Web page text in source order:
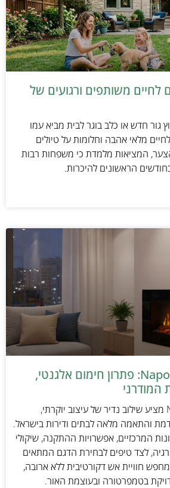
לחיים משותפים ורגועים של
גור חדש או כלב בוגר לבית מביא עמו
מלאי אהבה וחלומות על טיולים
המציאות מלמדת כי משפחות רבות
הראשונים להיכרות.
קמין חשמלי Napoleon: פתרון חימום אלגנטי,
המודרני
קמין חשמלי Napoleon מציע שילוב נדיר של עיצוב יוקרתי,
והתאמה מלאה לבתים ודירות בישראל.
המרכזיים, אפשרויות ההתקנה, שיקולי
לצד טיפים לבחירת הדגם המתאים
חוויית אש דקורטיבית ללא ארובה,
בטמפרטורה ובעוצמת האור.